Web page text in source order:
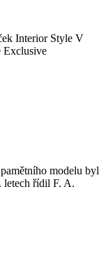
Interior Style V
Exclusive
modelu byl
letech řídil F. A.